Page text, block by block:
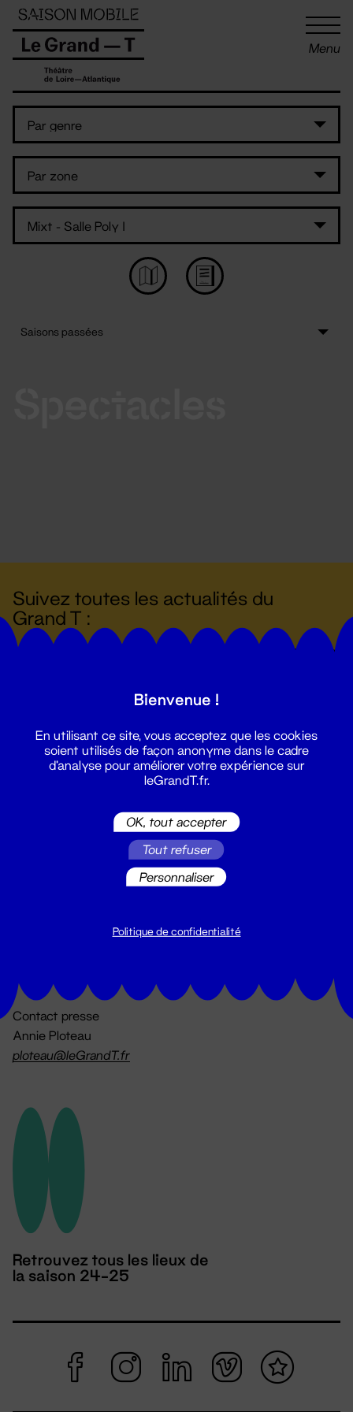
Menu
Suivez toutes les actualités du
Grand T :
billetterie@leGrandT.fr
Du lundi au vendredi 14h → 18h
Contact presse
Annie Ploteau
ploteau@leGrandT.fr
Retrouvez tous les lieux de
la saison 24-25
Panneau de gestion des cookies
Bienvenue !
En utilisant ce site, vous acceptez que les cookies
soient utilisés de façon anonyme dans le cadre
d'analyse pour améliorer votre expérience sur
leGrandT.fr.
OK, tout accepter
Tout refuser
Personnaliser
Politique de confidentialité